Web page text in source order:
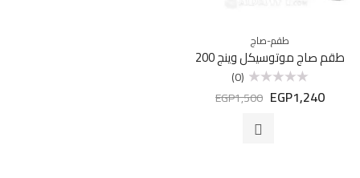
طقم-صاج
طقم صاج موتوسيكل وينج 200
التقييم
(0)
EGP1,240
EGP1,500